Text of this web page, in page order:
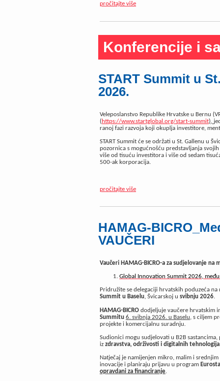
pročitajte više
Konferencije i
START Summit u
2026.
Veleposlanstvo Republike Hrvatske u Bernu
( https://www.startglobal.org/start-summit),
ranoj fazi razvoja koji okuplja investitore,
START Summit će se održati u St. Gallenu u
pozornica s mogućnošću predstavljanja
više od tisuću investitora i više od sedam
500-ak korporacija.
pročitajte više
HAMAG-
VAUČERI
Vaučeri HAMAG-BICRO-a za sudjelovanje
Global Innovation Summit 2026,
Pridružite se delegaciji hrvatskih poduzeća
Summit u Baselu, Švicarskoj u svibnju 2026.
HAMAG-BICRO dodjeljuje vaučere hrvatskim
Summitu 6. svibnja 2026. u Baselu, s ciljem
projekte i komercijalnu suradnju.
Sudionici mogu sudjelovati u B2B
iz zdravstva, održivosti i digitalnih
Natječaj je namijenjen mikro, malim i
inovacije i planiraju prijavu u program
opravdani za financiranje.